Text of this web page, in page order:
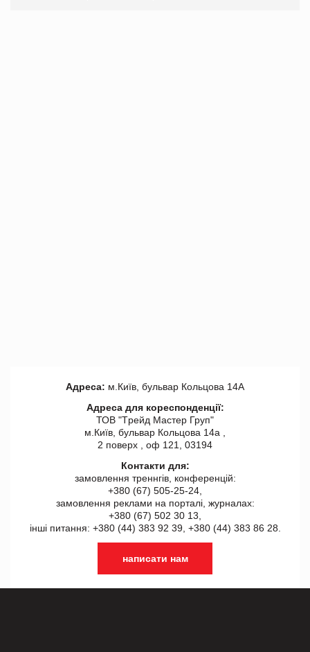
Адреса: м.Київ, бульвар Кольцова 14А
Адреса для кореспонденції:
ТОВ "Tрейд Мастер Груп"
м.Київ, бульвар Кольцова 14а ,
2 поверх , оф 121, 03194
Контакти для:
замовлення треннгів, конференцій:
+380 (67) 505-25-24,
замовлення реклами на порталі, журналах:
+380 (67) 502 30 13,
інші питання: +380 (44) 383 92 39, +380 (44) 383 86 28.
написати нам